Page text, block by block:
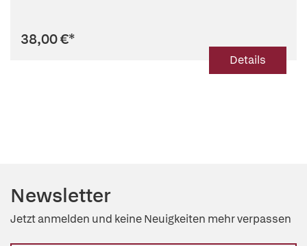
38,00 €*
Details
Newsletter
Jetzt anmelden und keine Neuigkeiten mehr verpassen